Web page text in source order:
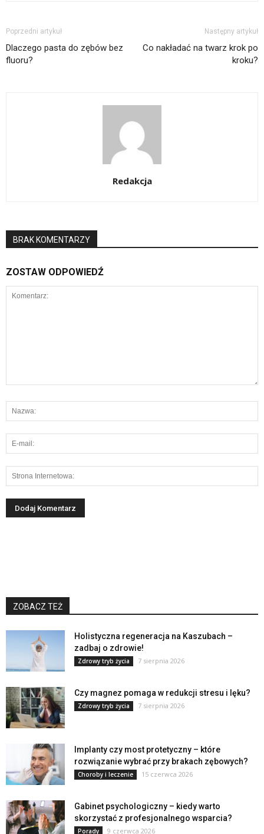
Poprzedni artykuł
Dlaczego pasta do zębów bez
fluoru?
Następny artykuł
Co nakładać na twarz krok po
kroku?
Redakcja
BRAK KOMENTARZY
ZOSTAW ODPOWIEDŹ
ZOBACZ TEŻ
Holistyczna regeneracja na Kaszubach –
zadbaj o zdrowie!
Zdrowy tryb życia 7 sierpnia 2026
Czy magnez pomaga w redukcji stresu i lęku?
Zdrowy tryb życia 7 sierpnia 2026
Implanty czy most protetyczny – które
rozwiązanie wybrać przy brakach zębowych?
Choroby i leczenie 15 czerwca 2026
Gabinet psychologiczny – kiedy warto
skorzystać z profesjonalnego wsparcia?
Porady 9 czerwca 2026